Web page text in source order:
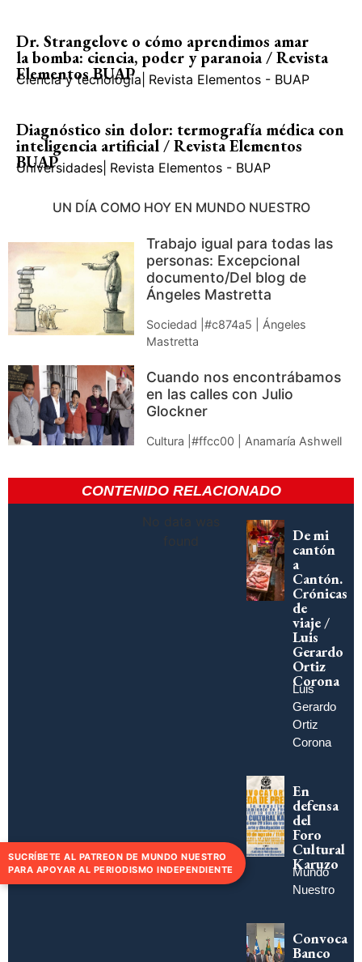
Dr. Strangelove o cómo aprendimos amar
la bomba: ciencia, poder y paranoia / Revista
Elementos BUAP
Ciencia y tecnología Revista Elementos - BUAP
Diagnóstico sin dolor: termografía médica con
inteligencia artificial / Revista Elementos
BUAP
Universidades Revista Elementos - BUAP
UN DÍA COMO HOY EN MUNDO NUESTRO
Trabajo igual para todas las
personas: Excepcional
documento/Del blog de
Ángeles Mastretta
Sociedad |#c874a5 | Ángeles
Mastretta
Cuando nos encontrábamos
en las calles con Julio
Glockner
Cultura |#ffcc00 | Anamaría Ashwell
CONTENIDO RELACIONADO
No data was
found
De mi
cantón
a
Cantón.
Crónicas
de
viaje /
Luis
Gerardo
Ortiz
Corona
Luis
Gerardo
Ortiz
Corona
En
defensa
del
Foro
Cultural
Karuzo
Mundo
Nuestro
Convoca
Banco
SUCRÍBETE AL PATREON DE MUNDO NUESTRO
PARA APOYAR AL PERIODISMO INDEPENDIENTE